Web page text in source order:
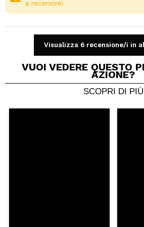
Condividi un video o
Il tuo video potrebbe essere il
a recensire!
Visualizza 6 recensione/i in
VUOI VEDERE QUESTO
AZIONE?
SCOPRI DI PIÙ